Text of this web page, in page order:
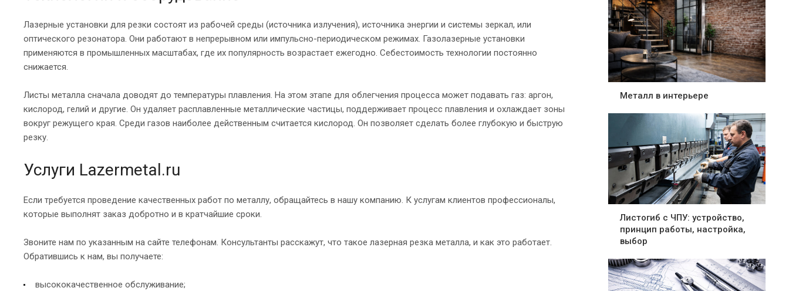
Лазерные установки для резки состоят из рабочей среды (источника излучения), источника энергии и системы зеркал, или
оптического резонатора. Они работают в непрерывном или импульсно-периодическом режимах. Газолазерные установки
применяются в промышленных масштабах, где их популярность возрастает ежегодно. Себестоимость технологии постоянно
снижается.
Листы металла сначала доводят до температуры плавления. На этом этапе для облегчения процесса может подавать газ: аргон,
кислород, гелий и другие. Он удаляет расплавленные металлические частицы, поддерживает процесс плавления и охлаждает зоны
вокруг режущего края. Среди газов наиболее действенным считается кислород. Он позволяет сделать более глубокую и быструю
резку.
Услуги Lazermetal.ru
Если требуется проведение качественных работ по металлу, обращайтесь в нашу компанию. К услугам клиентов профессионалы,
которые выполнят заказ добротно и в кратчайшие сроки.
Звоните нам по указанным на сайте телефонам. Консультанты расскажут, что такое лазерная резка металла, и как это работает.
Обратившись к нам, вы получаете:
высококачественное обслуживание;
Металл в интерьере
Листогиб с ЧПУ: устройство,
принцип работы, настройка,
выбор